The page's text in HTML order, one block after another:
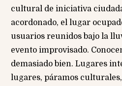
cultural de iniciativa
acordonado, el lugar
usuarios reunidos bajo la
evento improvisado.
demasiado bien. Lugares
lugares, páramos